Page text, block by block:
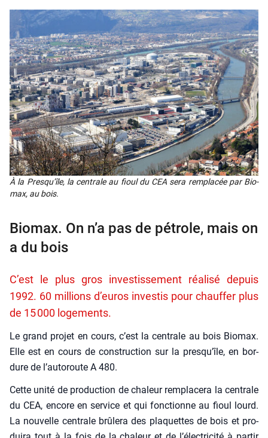
À la Presqu’île, la cen­trale au fioul du CEA sera rem­pla­cée par Bio­
max, au bois.
Biomax. On n’a pas de pétrole, mais on
a du bois
C’est le plus gros investissement réalisé depuis
1992. 60 millions d’euros investis pour chauffer plus
de 15 000 logements.
Le grand pro­jet en cours, c’est la cen­trale au bois Bio­max.
Elle est en cours de construc­tion sur la presqu’île, en bor­
dure de l’autoroute A 480.
Cette uni­té de pro­duc­tion de cha­leur rem­pla­ce­ra la cen­trale
du CEA, encore en ser­vice et qui fonc­tionne au fioul lourd.
La nou­velle cen­trale brû­le­ra des pla­quettes de bois et pro­